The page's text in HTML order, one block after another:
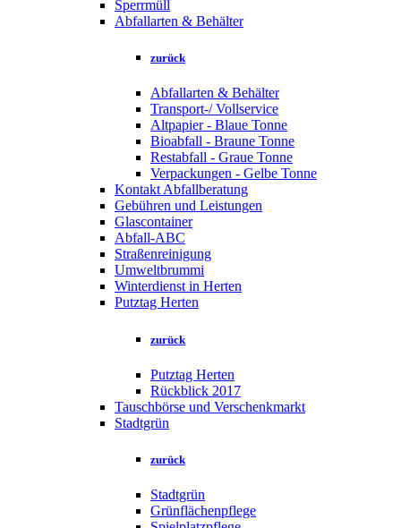
Sperrmüll
Abfallarten & Behälter
zurück
Abfallarten & Behälter
Transport-/ Vollservice
Altpapier - Blaue Tonne
Bioabfall - Braune Tonne
Restabfall - Graue Tonne
Verpackungen - Gelbe Tonne
Kontakt Abfallberatung
Gebühren und Leistungen
Glascontainer
Abfall-ABC
Straßenreinigung
Umweltbrummi
Winterdienst in Herten
Putztag Herten
zurück
Putztag Herten
Rückblick 2017
Tauschbörse und Verschenkmarkt
Stadtgrün
zurück
Stadtgrün
Grünflächenpflege